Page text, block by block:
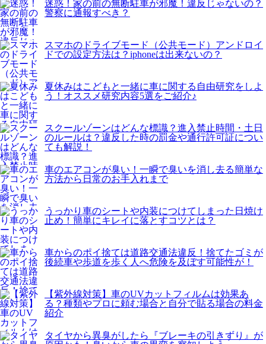
迷惑！家の前の無断駐車が邪魔！違反じゃないの？
警察に通報すべき？
スマホのドライブモード（公共モード）アンドロイ
ドでの設定方法は？iphoneは出来ないの？
夏休みはこどもと一緒に車に関する自由研究をしよ
う！オススメ研究内容5選をご紹介♪
スクールゾーンはどんな標識？進入禁止時間・土日
のルールは？違反した時の罰金や通行許可証につい
ても解説！
車のエアコンが臭い！一瞬で臭いを消し去る簡単な
方法から日常のお手入れまで
うっかり車のシートや内装につけてしまった日焼け
止め！簡単にキレイに落とすコツとは？
車からのポイ捨ては道路交通法違反！捨てたゴミが
後続車や歩道を歩く人へ危険を及ぼす可能性が！
【紫外線対策】車のUVカットフィルムは効果あ
る？種類やプロに頼む場合と自分で貼る場合の料金
紹介
タイヤから異臭がしたら『ブレーキの引きずり』が